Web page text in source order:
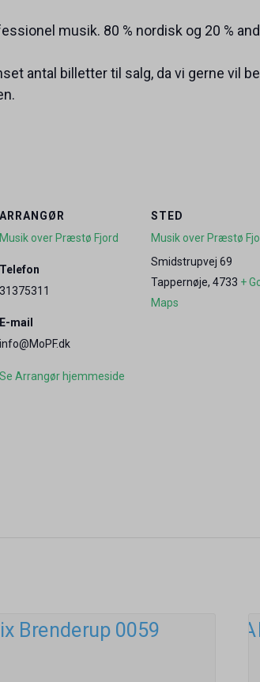
musik. 80 % nordisk og 20 %
antal billetter til salg, da vi gerne vil
ARRANGØR
Musik over Præstø Fjord
Telefon
31375311
E-mail
info@MoPF.dk
Se Arrangør hjemmeside
STED
Musik over Præstø
Smidstrupvej 69
Tappernøje, 4733 +
Maps